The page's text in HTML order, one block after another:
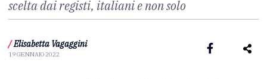
scelta dai registi, italiani e non solo
/ Elisabetta Vagaggini
19 GENNAIO 2022